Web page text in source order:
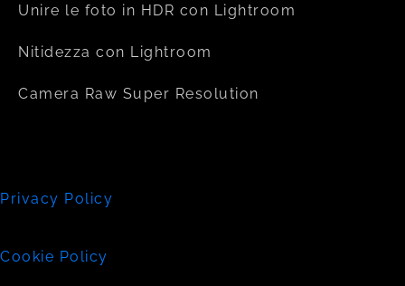
Unire le foto in HDR con Lightroom
Nitidezza con Lightroom
Camera Raw Super Resolution
Privacy Policy
Cookie Policy